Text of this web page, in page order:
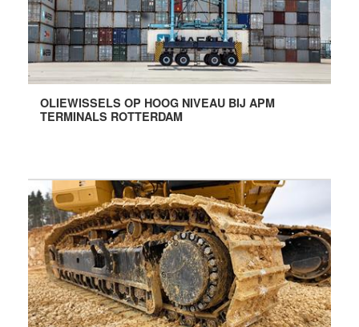
OLIEWISSELS OP HOOG NIVEAU BIJ APM
TERMINALS ROTTERDAM